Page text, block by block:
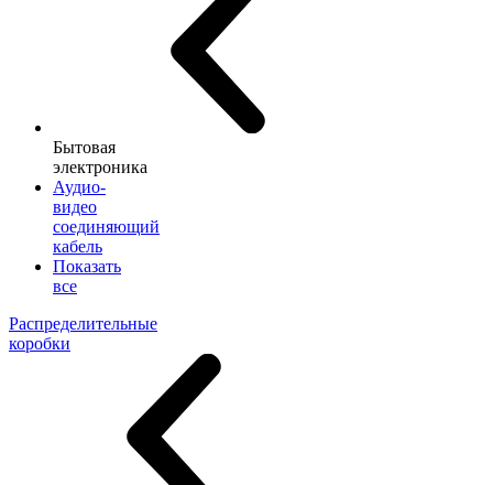
Бытовая
электроника
Аудио-
видео
соединяющий
кабель
Показать
все
Распределительные
коробки